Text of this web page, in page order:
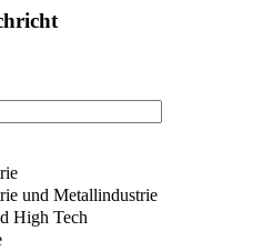
und Metallindustrie
High Tech